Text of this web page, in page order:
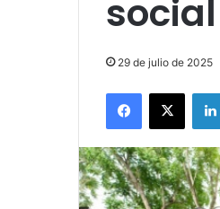
29 de julio de 2025
Facebook
X